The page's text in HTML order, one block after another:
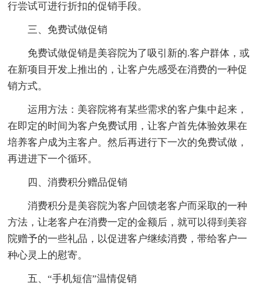
行尝试可进行折扣的促销手段。
三、免费试做促销
免费试做促销是美容院为了吸引新的.客户群体，或
在新项目开发上推出的，让客户先感受在消费的一种促
销方式。
运用方法：美容院将有某些需求的客户集中起来，
在即定的时间为客户免费试用，让客户首先体验效果在
培养客户成为主客户。然后再进行下一次的免费试做，
再进进下一个循环。
四、消费积分赠品促销
消费积分是美容院为客户回馈老客户而采取的一种
方法，让老客户在消费一定的金额后，就可以得到美容
院赠予的一些礼品，以促进客户继续消费，带给客户一
种心灵上的慰寄。
五、“手机短信”温情促销